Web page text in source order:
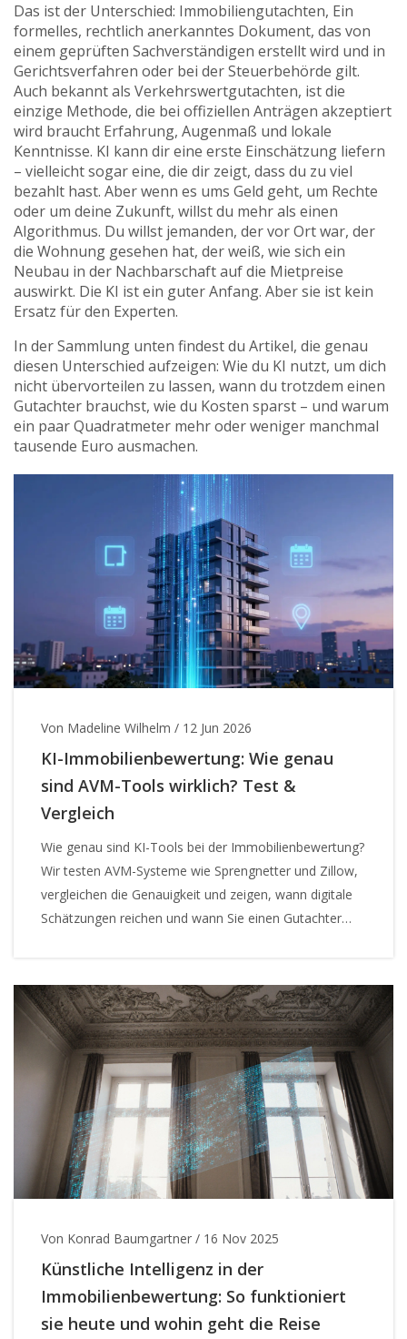
Das ist der Unterschied: Immobiliengutachten, Ein
formelles, rechtlich anerkanntes Dokument, das von
einem geprüften Sachverständigen erstellt wird und in
Gerichtsverfahren oder bei der Steuerbehörde gilt.
Auch bekannt als Verkehrswertgutachten, ist die
einzige Methode, die bei offiziellen Anträgen akzeptiert
wird braucht Erfahrung, Augenmaß und lokale
Kenntnisse. KI kann dir eine erste Einschätzung liefern
– vielleicht sogar eine, die dir zeigt, dass du zu viel
bezahlt hast. Aber wenn es ums Geld geht, um Rechte
oder um deine Zukunft, willst du mehr als einen
Algorithmus. Du willst jemanden, der vor Ort war, der
die Wohnung gesehen hat, der weiß, wie sich ein
Neubau in der Nachbarschaft auf die Mietpreise
auswirkt. Die KI ist ein guter Anfang. Aber sie ist kein
Ersatz für den Experten.
In der Sammlung unten findest du Artikel, die genau
diesen Unterschied aufzeigen: Wie du KI nutzt, um dich
nicht übervorteilen zu lassen, wann du trotzdem einen
Gutachter brauchst, wie du Kosten sparst – und warum
ein paar Quadratmeter mehr oder weniger manchmal
tausende Euro ausmachen.
Von Madeline Wilhelm / 12 Jun 2026
KI-Immobilienbewertung: Wie genau
sind AVM-Tools wirklich? Test &
Vergleich
Wie genau sind KI-Tools bei der Immobilienbewertung?
Wir testen AVM-Systeme wie Sprengnetter und Zillow,
vergleichen die Genauigkeit und zeigen, wann digitale
Schätzungen reichen und wann Sie einen Gutachter
Von Konrad Baumgartner / 16 Nov 2025
Künstliche Intelligenz in der
Immobilienbewertung: So funktioniert
sie heute und wohin geht die Reise